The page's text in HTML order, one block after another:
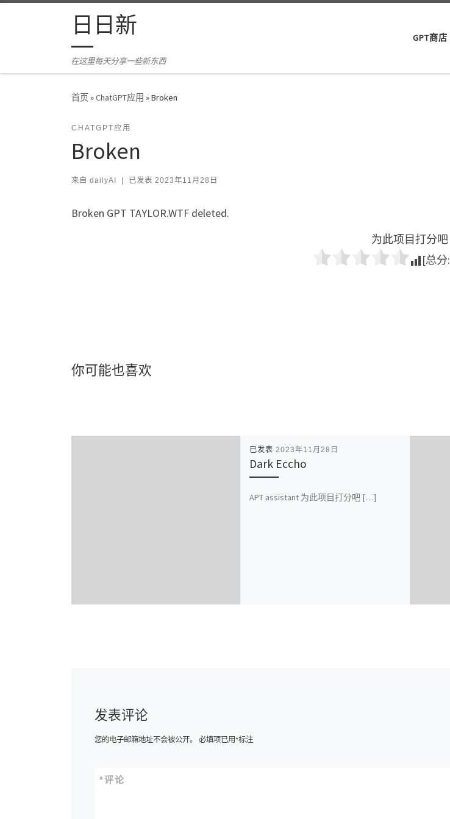
Skip to content日日新
在这里每天分享一些新东西
GPT商店
首页»ChatGPT应用 »Broken
CHATGPT应用
Broken
来自 dailyAI 已发表 2023年11月28日
Broken GPT TAYLOR.WTF deleted.
为此项目打分吧
[总分:
你可能也喜欢
已发表 2023年11月28日
Dark Eccho
APT assistant 为此项目打分吧 […]
发表评论
您的电子邮箱地址不会被公开。 必填项已用*标注
评论
*